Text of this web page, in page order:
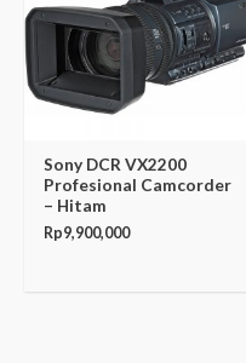
Sony DCR VX2200
Profesional Camcorder
– Hitam
Rp9,900,000